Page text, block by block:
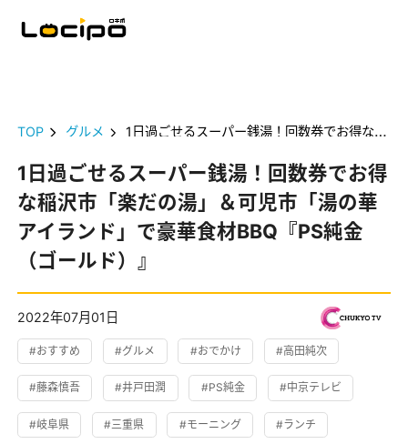
TOP グルメ 1日過ごせるスーパー銭湯！回数券でお得な稲沢市「楽だの湯」＆可児市「湯の華アイランド」で豪華食材BBQ『PS純金（ゴールド）』
1日過ごせるスーパー銭湯！回数券でお得
な稲沢市「楽だの湯」＆可児市「湯の華
アイランド」で豪華食材BBQ『PS純金
（ゴールド）』
2022年07月01日
#おすすめ #グルメ #おでかけ #高田純次
#藤森慎吾 #井戸田潤 #PS純金 #中京テレビ
#岐阜県 #三重県 #モーニング #ランチ